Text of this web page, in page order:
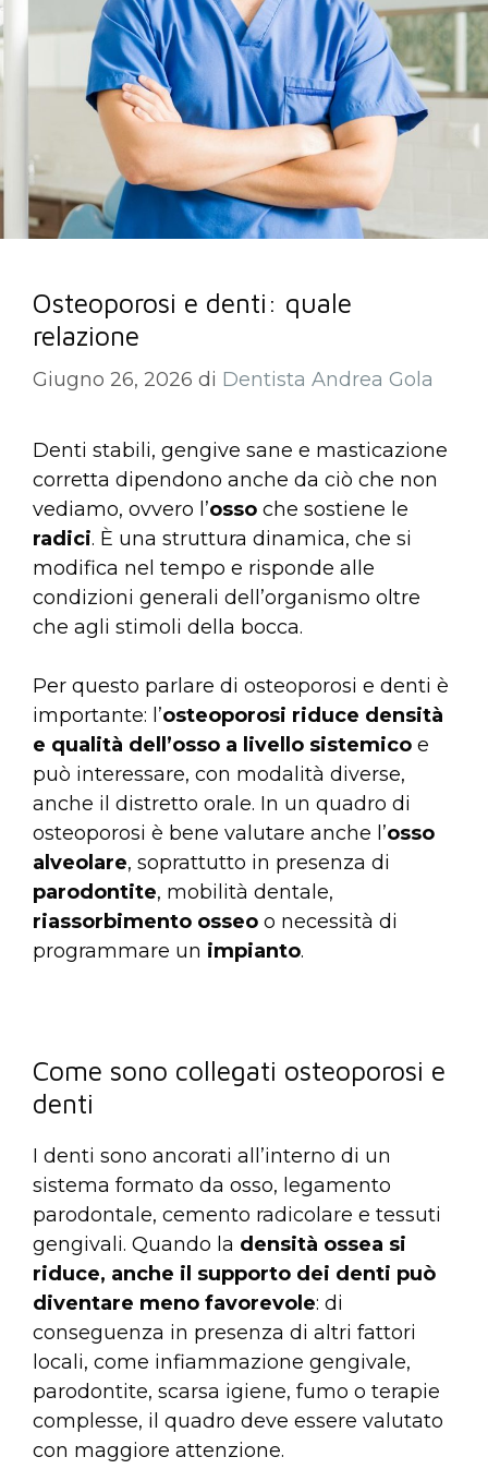
Osteoporosi e denti: quale
relazione
Giugno 26, 2026 di Dentista Andrea Gola
Denti stabili, gengive sane e masticazione
corretta dipendono anche da ciò che non
vediamo, ovvero l’osso che sostiene le
radici. È una struttura dinamica, che si
modifica nel tempo e risponde alle
condizioni generali dell’organismo oltre
che agli stimoli della bocca.
Per questo parlare di osteoporosi e denti è
importante: l’osteoporosi riduce densità
e qualità dell’osso a livello sistemico e
può interessare, con modalità diverse,
anche il distretto orale. In un quadro di
osteoporosi è bene valutare anche l’osso
alveolare, soprattutto in presenza di
parodontite, mobilità dentale,
riassorbimento osseo o necessità di
programmare un impianto.
Come sono collegati osteoporosi e
denti
I denti sono ancorati all’interno di un
sistema formato da osso, legamento
parodontale, cemento radicolare e tessuti
gengivali. Quando la densità ossea si
riduce, anche il supporto dei denti può
diventare meno favorevole: di
conseguenza in presenza di altri fattori
locali, come infiammazione gengivale,
parodontite, scarsa igiene, fumo o terapie
complesse, il quadro deve essere valutato
con maggiore attenzione.